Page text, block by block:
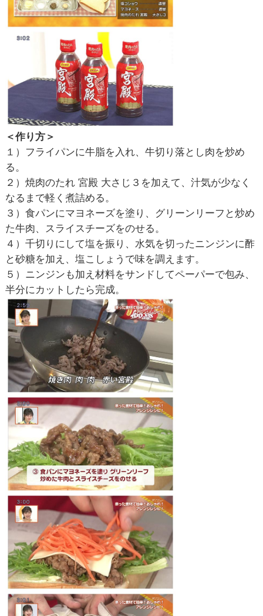
＜作り方＞
１）フライパンに牛脂を入れ、牛切り落とし肉を炒め
る。
２）焼肉のたれ 宮殿 大さじ３を加えて、汁気が少なく
なるまで軽く煮詰める。
３）食パンにマヨネーズを塗り、グリーンリーフと炒め
た牛肉、スライスチーズをのせる。
４）千切りにして塩を振り、水気を切ったニンジンに酢
と砂糖を加え、塩こしょうで味を調えます。
５）ニンジンも加え材料をサンドしてペーパーで包み、
半分にカットしたら完成。